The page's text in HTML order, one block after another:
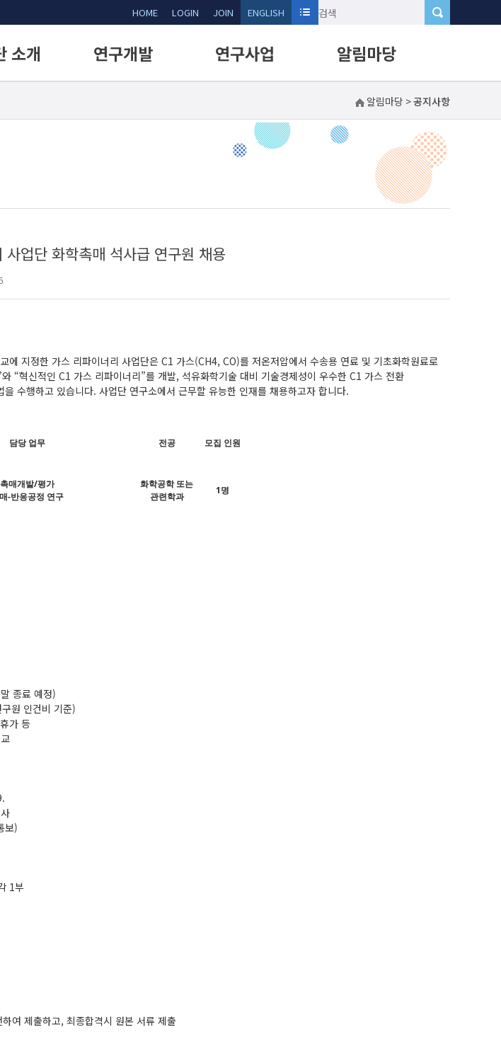
HOME LOGIN JOIN ENGLISH
소개 연구개발 연구사업 알림마당
길
연구성과
기술수요제안신청
공지사항
Q&A
행사참가신청
알림마당 >공지사항
사업단 화학촉매 석사급 연구원 채용
에 지정한 가스 리파이너리 사업단은 C1 가스(CH4, CO)를 저온저압에서 수송용 연료 및 기초화학원료로
“혁신적인 C1 가스 리파이너리”를 개발, 석유화학기술 대비 기술경제성이 우수한 C1 가스 전환
수행하고 있습니다. 사업단 연구소에서 근무할 유능한 인재를 채용하고자 합니다.
담당 업무 전공 모집 인원
촉매개발/평가
-반응공정 연구
화학공학 또는
관련학과
1명
종료 예정)
원 인건비 기준)
가 등
보)
1부
여 제출하고, 최종합격시 원본 서류 제출